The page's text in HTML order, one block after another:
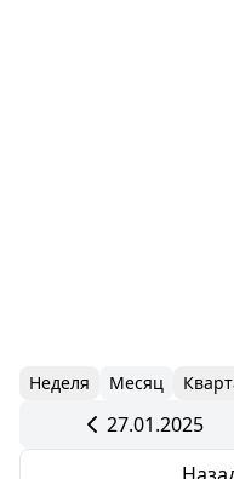
Неделя Месяц
27.01.2025